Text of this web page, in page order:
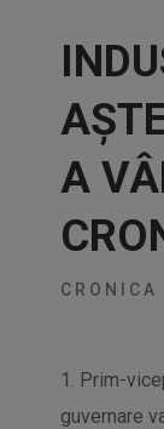
A
1. Prim-
guvernare